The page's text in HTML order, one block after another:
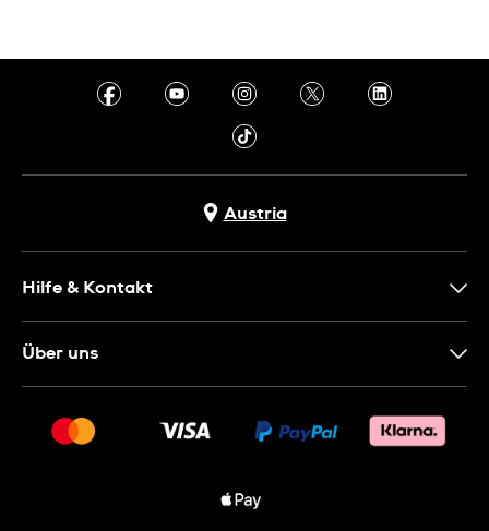
Austria
Hilfe & Kontakt
Rückgaberecht
Über uns
Jobs